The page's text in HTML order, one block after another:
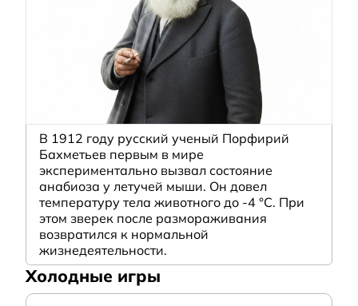
В 1912 году русский ученый Порфирий
Бахметьев первым в мире
экспериментально вызвал состояние
анабиоза у летучей мыши. Он довел
температуру тела животного до -4 °C. При
этом зверек после размораживания
возвратился к нормальной
жизнедеятельности.
Холодные игры